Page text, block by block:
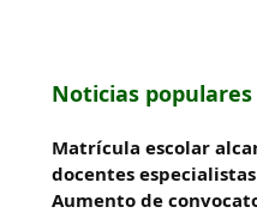
Noticias populares
Matrícula escolar
docentes
Aumento de